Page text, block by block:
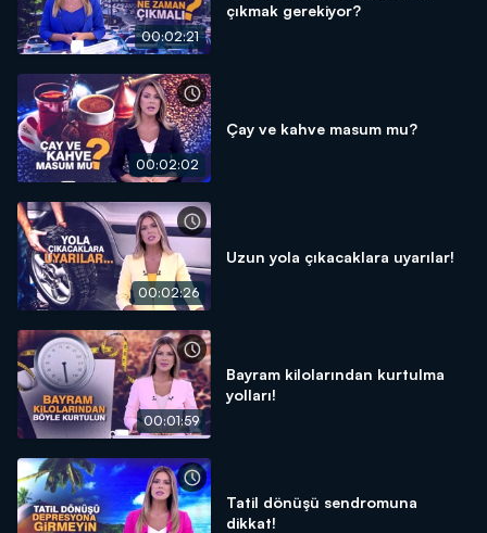
00:02:21
çıkmak gerekiyor?
00:02:02
Çay ve kahve masum mu?
00:02:26
Uzun yola çıkacaklara uyarılar!
00:01:59
Bayram kilolarından kurtulma
yolları!
Tatil dönüşü sendromuna
dikkat!